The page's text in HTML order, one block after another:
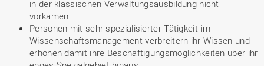
in der klassischen Verwaltungsausbildung nicht
vorkamen
Personen mit sehr spezialisierter Tätigkeit im
Wissenschaftsmanagement verbreitern ihr Wissen und
erhöhen damit ihre Beschäftigungsmöglichkeiten über ihr